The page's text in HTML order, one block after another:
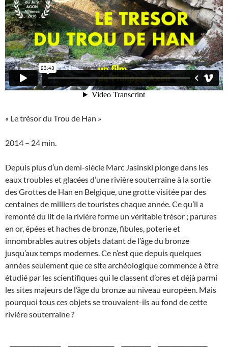
« Le trésor du Trou de Han »
2014 – 24 min.
Depuis plus d’un demi-siècle Marc Jasinski plonge dans les
eaux troubles et glacées d’une rivière souterraine à la sortie
des Grottes de Han en Belgique, une grotte visitée par des
centaines de milliers de touristes chaque année. Ce qu’il a
remonté du lit de la rivière forme un véritable trésor ; parures
en or, épées et haches de bronze, fibules, poterie et
innombrables autres objets datant de l’âge du bronze
jusqu’aux temps modernes. Ce n’est que depuis quelques
années seulement que ce site archéologique commence à être
étudié par les scientifiques qui le classent d’ores et déjà parmi
les sites majeurs de l’âge du bronze au niveau européen. Mais
pourquoi tous ces objets se trouvaient-ils au fond de cette
rivière souterraine ?